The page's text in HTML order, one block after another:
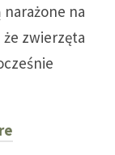
na
zwierzęta